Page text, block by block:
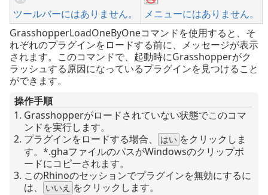
ツールバーにはありません。
メニューにはありません。
GrasshopperLoadOneByOneコマンドを使用すると、そ
れぞれのプラグインをロードする前に、メッセージが表示
されます。このコマンドで、起動時にGrasshopperがク
ラッシュする原因になっているプラグインを見つけること
ができます。
操作手順
Grasshopperがロードされていない状態でこのコマ
ンドを実行します。
プラグインをロードする場合、
はい をクリックしま
す。*.ghaファイルのパスがWindowsのクリップボ
ードにコピーされます。
このRhinoのセッションでプラグインを無効にするに
は、
いいえ をクリックします。